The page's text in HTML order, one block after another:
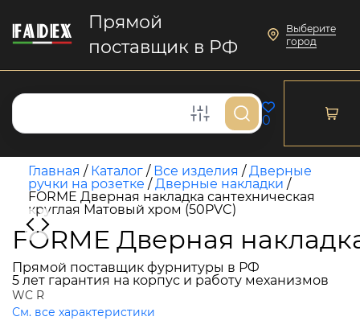
Прямой
поставщик в РФ
Выберите
город
0
Главная / Каталог / Все изделия /Дверные
ручки на розетке /Дверные накладки /
FORME Дверная накладка сантехническая
круглая Матовый хром (50PVC)
FORME Дверная
Прямой поставщик фурнитуры в РФ
5 лет гарантия на корпус и работу механизмов
WC R
См. все характеристики